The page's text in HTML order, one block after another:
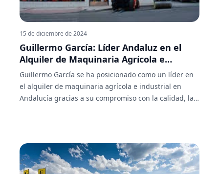
15 de diciembre de 2024
Guillermo García: Líder Andaluz en el
Alquiler de Maquinaria Agrícola e
Industrial
Guillermo García se ha posicionado como un líder en
el alquiler de maquinaria agrícola e industrial en
Andalucía gracias a su compromiso con la calidad, la
colaborativo. Si buscas un socio confiable para tu
próximo proyecto, no dudes en elegir a esta empresa
que, con más de 60 años de experiencia, sigue